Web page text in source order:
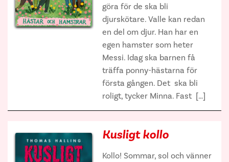
göra för de ska bli
djurskötare. Valle kan redan
en del om djur. Han har en
egen hamster som heter
Messi. Idag ska barnen få
träffa ponny-hästarna för
första gången. Det ska bli
roligt, tycker Minna. Fast […]
Kusligt kollo
Kollo! Sommar, sol och vänner